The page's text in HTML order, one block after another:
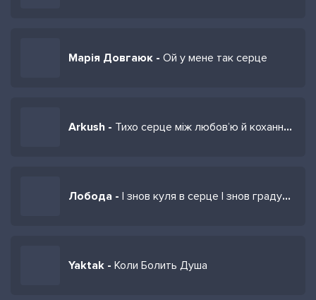
Марія Довгаюк - Ой у мене так серце
Arkush - Тихо серце між любов’ю й коханням різниця
Лобода - І знов куля в серце І знов градус 100
Yaktak - Коли Болить Душа